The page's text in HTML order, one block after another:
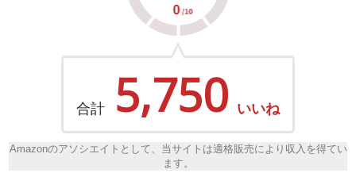
合計 5,750 いいね
Amazonのアソシエイトとして、当サイトは適格販売により収入を得てい
ます。